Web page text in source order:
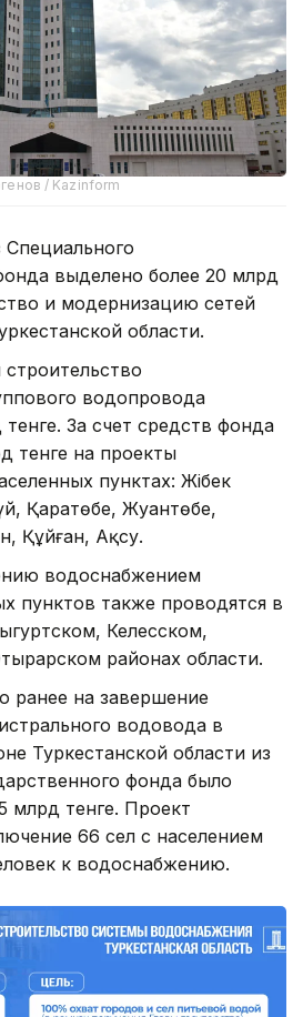
/ Kazinform
выделено более 20 млрд
и модернизацию сетей
области.
водопровода
За счет средств фонда
тенге на проекты
пунктах: Жібек
Қаратөбе, Жуантөбе,
Құйған, Ақсу.
водоснабжением
пунктов также проводятся в
Келесском,
районах области.
ранее на завершение
водовода в
Туркестанской области из
фонда было
млрд тенге. Проект
66 сел с населением
к водоснабжению.